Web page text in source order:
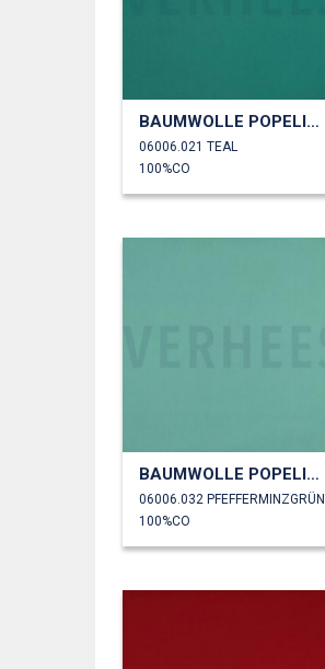
BAUMWOLLE POPELINE
06006.021 TEAL
100%CO
BAUMWOLLE POPELINE
06006.032 PFEFFERMINZGRÜN
100%CO